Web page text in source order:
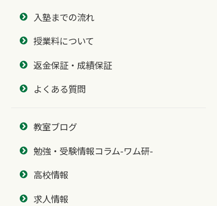
入塾までの流れ
授業料について
返金保証・成績保証
よくある質問
教室ブログ
勉強・受験情報コラム-ワム研-
高校情報
求人情報